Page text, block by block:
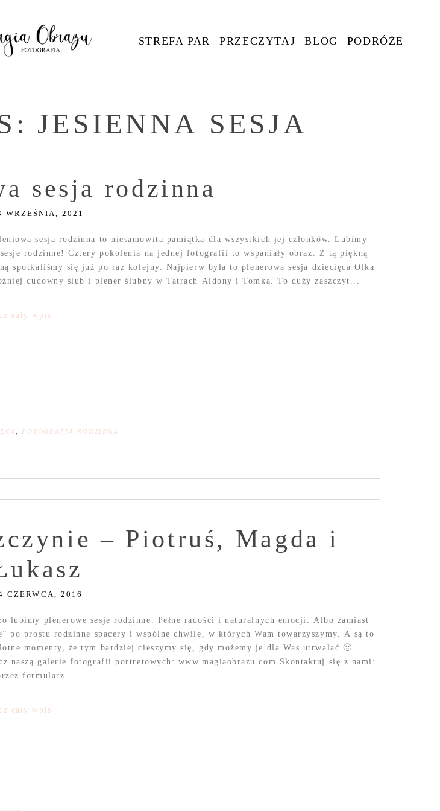
STREFA PAR PRZECZYTAJ BLOG PODRÓŻE
JESIENNA SESJA
sesja rodzinna
WRZEŚNIA, 2021
sesja rodzinna to niesamowita pamiątka dla wszystkich jej członków. Lubimy
rodzinne! Cztery pokolenia na jednej fotografii to wspaniały obraz. Z tą piękną
spotkaliśmy się już po raz kolejny. Najpierw była to plenerowa sesja dziecięca Olka
cudowny ślub i plener ślubny w Tatrach Aldony i Tomka. To duży zaszczyt...
cały wpis
FOTOGRAFIA RODZINNA
– Piotruś, Magda i
CZERWCA, 2016
lubimy plenerowe sesje rodzinne. Pełne radości i naturalnych emocji. Albo zamiast
po prostu rodzinne spacery i wspólne chwile, w których Wam towarzyszymy. A są to
momenty, że tym bardziej cieszymy się, gdy możemy je dla Was utrwalać 🙂
naszą galerię fotografii portretowych: www.magiaobrazu.com Skontaktuj się z nami:
formularz...
cały wpis